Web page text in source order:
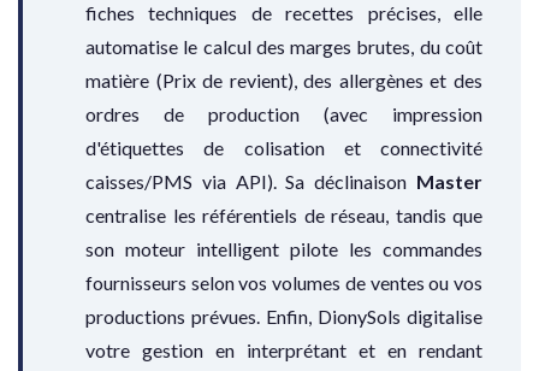
fiches techniques de recettes précises, elle
automatise le calcul des marges brutes, du coût
matière (Prix de revient), des allergènes et des
ordres de production (avec impression
d'étiquettes de colisation et connectivité
caisses/PMS via API). Sa déclinaison Master
centralise les référentiels de réseau, tandis que
son moteur intelligent pilote les commandes
fournisseurs selon vos volumes de ventes ou vos
productions prévues. Enfin, DionySols digitalise
votre gestion en interprétant et en rendant